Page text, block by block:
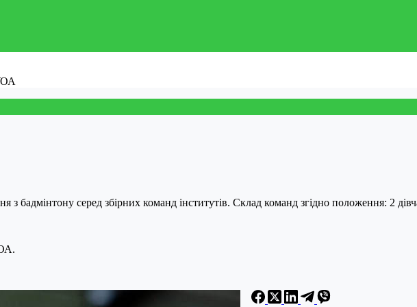
з бадмінтону серед збірних команд інститутів. Склад команд згідно положення: 2